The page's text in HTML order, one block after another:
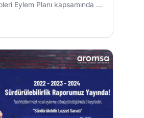
Eylem Planı kapsamında 11
artırılmasına önemli